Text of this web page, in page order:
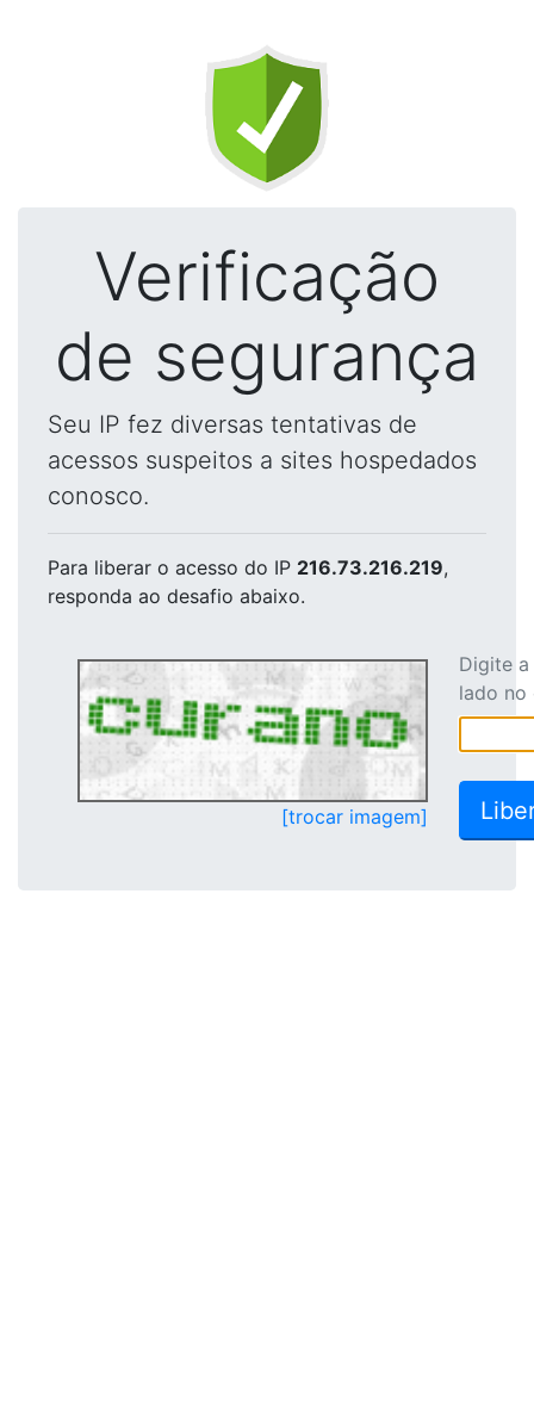
Verificação
de segurança
Seu IP fez diversas tentativas de
acessos suspeitos a sites hospedados
conosco.
Para liberar o acesso do IP 216.73.216.219,
responda ao desafio abaixo.
[trocar imagem]
Digite
lado no